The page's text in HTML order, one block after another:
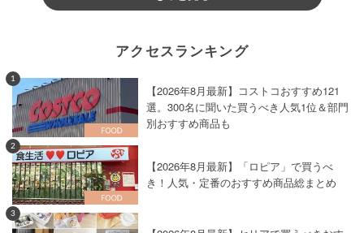
アクセスランキング
1
【2026年8月最新】コストコおすすめ121
選。300名に聞いた買うべき人気1位＆部門
別おすすめ商品も
2
【2026年8月最新】「ロピア」で買うべ
き！人気・定番のおすすめ商品総まとめ
3